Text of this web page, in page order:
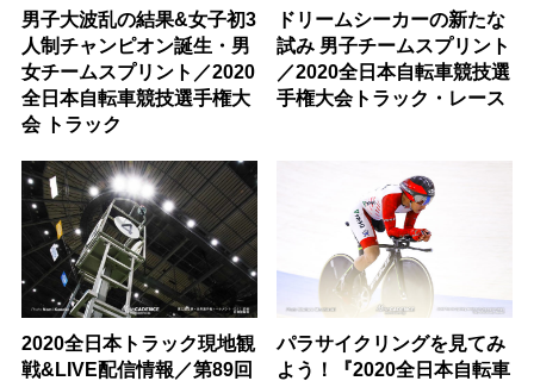
男子大波乱の結果&女子初3
人制チャンピオン誕生・男
女チームスプリント／2020
全日本自転車競技選手権大
会 トラック
ドリームシーカーの新たな
試み 男子チームスプリント
／2020全日本自転車競技選
手権大会トラック・レース
2020全日本トラック現地観
戦&LIVE配信情報／第89回
パラサイクリングを見てみ
よう！『2020全日本自転車